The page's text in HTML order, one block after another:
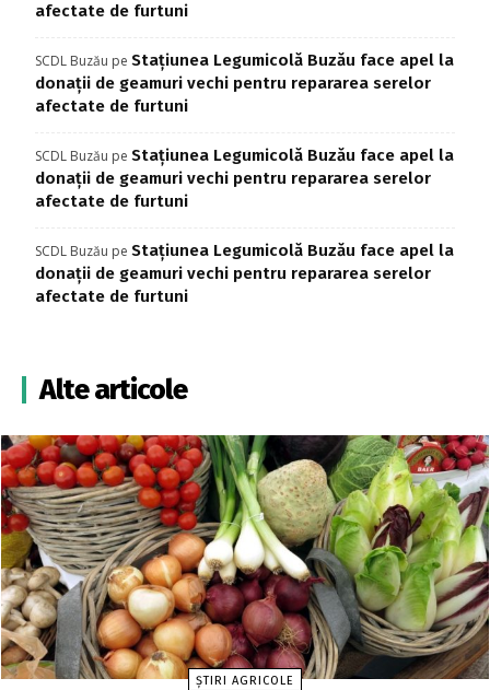
afectate de furtuni
SCDL Buzău pe Stațiunea Legumicolă Buzău face apel la
donații de geamuri vechi pentru repararea serelor
afectate de furtuni
SCDL Buzău pe Stațiunea Legumicolă Buzău face apel la
donații de geamuri vechi pentru repararea serelor
afectate de furtuni
SCDL Buzău pe Stațiunea Legumicolă Buzău face apel la
donații de geamuri vechi pentru repararea serelor
afectate de furtuni
Alte articole
ȘTIRI AGRICOLE